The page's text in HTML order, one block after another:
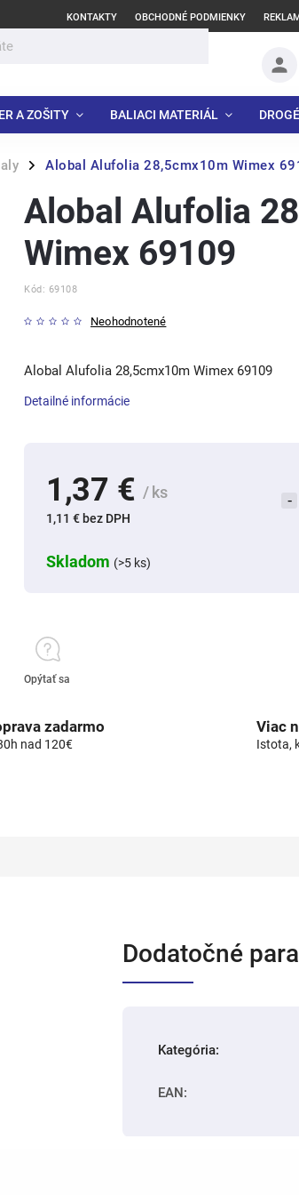
KONTAKTY OBCHODNÉ PODMIENKY
A ZOŠITY BALIACI MATERIÁL
/ Alobal Alufolia 28,5cmx10m Wimex
1,37 € / ks
1,11 € bez DPH
Skladom (>5 ks)
Alobal Alufolia
Wimex 69109
Kód: 69108
Neohodnotené
Alobal Alufolia 28,5cmx10m Wimex 69109
Detailné informácie
Opýtať sa
zadarmo
nad 120€
Viac
Istota,
Dodatočné
Kategória:
EAN: